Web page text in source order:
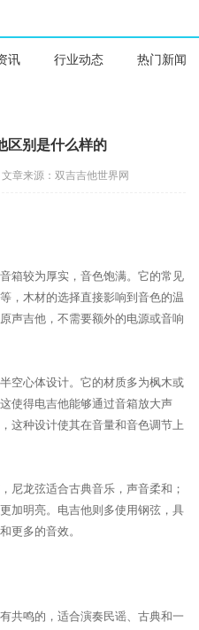
讯 行业动态 热门新闻
区别是什么样的
文章来源：双吉吉他世界网
箱较为厚实，音色饱满。它的常见
，木材的选择直接影响到音色的温
声吉他，不需要额外的电源或音响
空心体设计。它的材质多为枫木或
使得电吉他能够通过音箱放大声
这种设计使其在音量和音色调节上
尼龙弦适合古典音乐，声音柔和；
加明亮。电吉他则多使用钢弦，具
更多的音效。
共鸣的，适合演奏民谣、古典和一